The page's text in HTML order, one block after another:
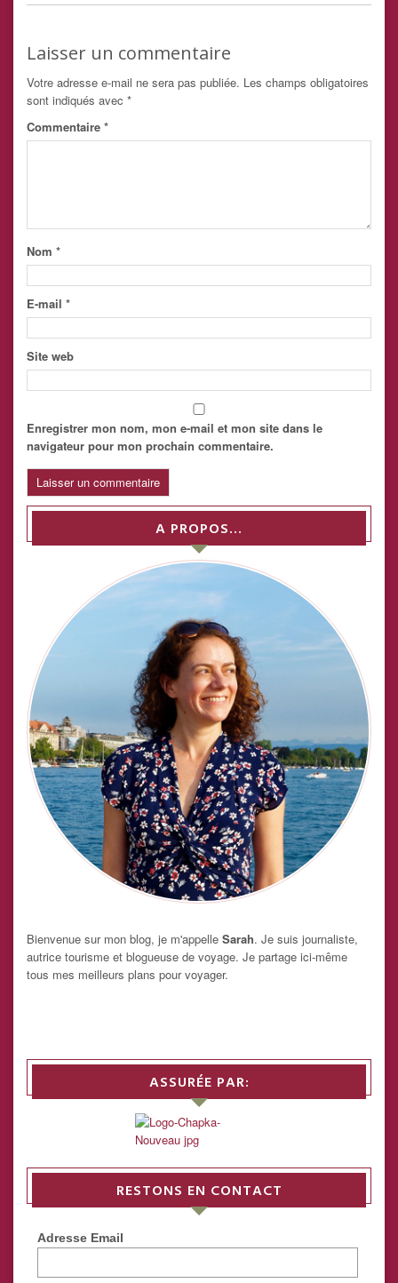
Laisser un commentaire
Votre adresse e-mail ne sera pas publiée. Les champs obligatoires
sont indiqués avec *
Commentaire *
Nom *
E-mail *
Site web
Enregistrer mon nom, mon e-mail et mon site dans le
navigateur pour mon prochain commentaire.
A PROPOS…
Bienvenue sur mon blog, je m'appelle Sarah. Je suis journaliste,
autrice tourisme et blogueuse de voyage. Je partage ici-même
tous mes meilleurs plans pour voyager.
ASSURÉE PAR:
RESTONS EN CONTACT
Adresse Email